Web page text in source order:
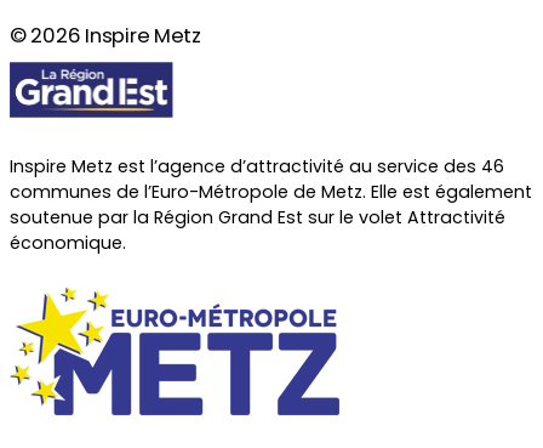
© 2026 Inspire Metz
Inspire Metz est l’agence d’attractivité au service des 46
communes de l’Euro-Métropole de Metz. Elle est également
soutenue par la Région Grand Est sur le volet Attractivité
économique.